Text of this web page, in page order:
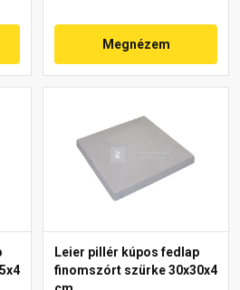
Megnézem
Leier pillér kúpos fedlap
finomszórt szürke 30x30x4